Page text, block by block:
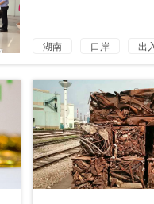
湖南 口岸 出